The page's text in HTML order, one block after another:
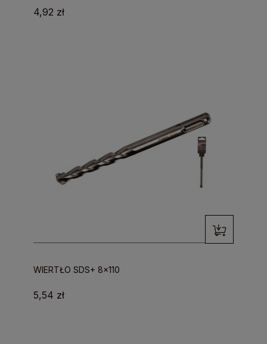
4,92 zł
WIERTŁO SDS+ 8x110
5,54 zł